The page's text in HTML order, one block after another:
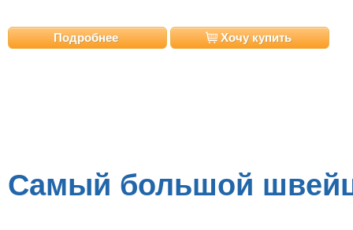
Подробнее Хочу купить
Самый большой